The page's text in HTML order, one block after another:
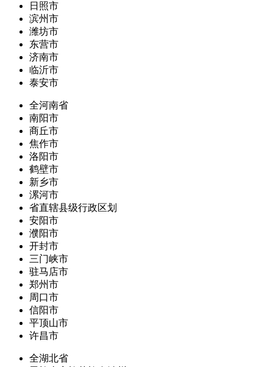
日照市
滨州市
潍坊市
东营市
济南市
临沂市
泰安市
全河南省
南阳市
商丘市
焦作市
洛阳市
鹤壁市
新乡市
漯河市
省直辖县级行政区划
安阳市
濮阳市
开封市
三门峡市
驻马店市
郑州市
周口市
信阳市
平顶山市
许昌市
全湖北省